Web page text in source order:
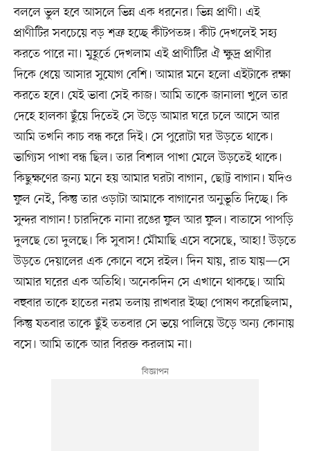
বললে ভুল হবে আসলে ভিন্ন এক ধরনের। ভিন্ন প্রাণী। এই
প্রাণীটির সবচেয়ে বড় শত্রু হচ্ছে কীটপতঙ্গ। কীট দেখলেই সহ্য
করতে পারে না। মুহূর্তে দেখলাম এই প্রাণীটির ঐ ক্ষুদ্র প্রাণীর
দিকে ধেয়ে আসার সুযোগ বেশি। আমার মনে হলো এইটাকে রক্ষা
করতে হবে। যেই ভাবা সেই কাজ। আমি তাকে জানালা খুলে তার
দেহে হালকা ছুঁয়ে দিতেই সে উড়ে আমার ঘরে চলে আসে আর
আমি তখনি কাচ বন্ধ করে দিই। সে পুরোটা ঘর উড়তে থাকে।
ভাগ্যিস পাখা বন্ধ ছিল। তার বিশাল পাখা মেলে উড়তেই থাকে।
কিছুক্ষণের জন্য মনে হয় আমার ঘরটা বাগান, ছোট্ট বাগান। যদিও
ফুল নেই, কিন্তু তার ওড়াটা আমাকে বাগানের অনুভূতি দিচ্ছে। কি
সুন্দর বাগান! চারদিকে নানা রঙের ফুল আর ফুল। বাতাসে পাপড়ি
দুলছে তো দুলছে। কি সুবাস! মৌমাছি এসে বসেছে, আহা! উড়তে
উড়তে দেয়ালের এক কোনে বসে রইল। দিন যায়, রাত যায়—সে
আমার ঘরের এক অতিথি। অনেকদিন সে এখানে থাকছে। আমি
বহুবার তাকে হাতের নরম তলায় রাখবার ইচ্ছা পোষণ করেছিলাম‌,
কিন্তু যতবার তাকে ছুঁই ততবার সে ভয়ে পালিয়ে উড়ে অন্য কোনায়
বসে। আমি তাকে আর বিরক্ত করলাম না।